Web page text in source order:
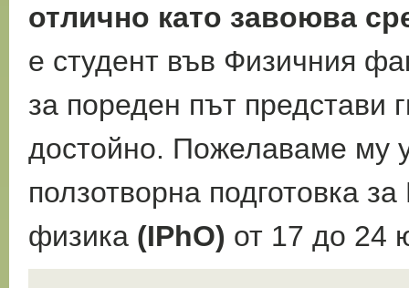
отлично като завоюва
е студент във Физичния
за пореден път представи
достойно. Пожелаваме му
ползотворна подготовка
физика (IPhO) от 17 до 24